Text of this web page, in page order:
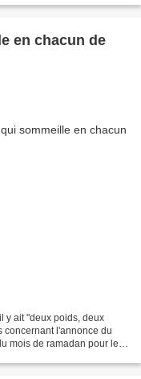
en chacun de
y ait "deux poids, deux
concernant l'annonce du
mois de ramadan pour les